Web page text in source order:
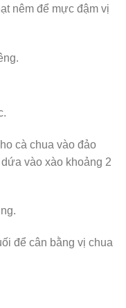
nêm để mực đậm vị
cà chua vào đảo
vào xào khoảng 2
để cân bằng vị chua